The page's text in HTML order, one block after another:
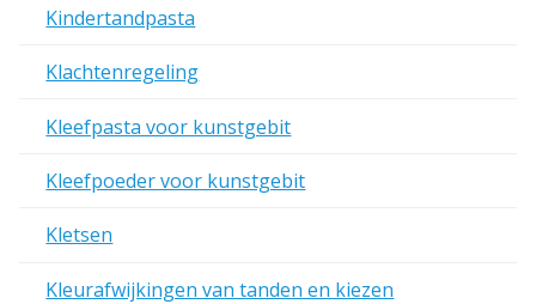
Kindertandpasta
Klachtenregeling
Kleefpasta voor kunstgebit
Kleefpoeder voor kunstgebit
Kletsen
Kleurafwijkingen van tanden en kiezen